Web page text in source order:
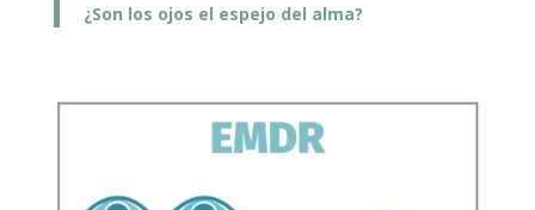
¿Son los ojos el espejo del alma?